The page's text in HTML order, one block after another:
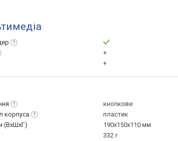
+
+
кнопкове
корпуса
пластик
(ВхШхГ)
190x150x110 мм
332 г